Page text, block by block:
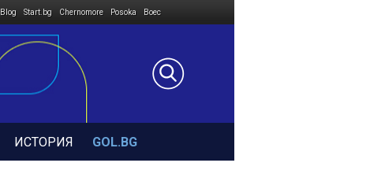
Blog Start.bg Chernomore Posoka Boec
ИСТОРИЯ GOL.BG